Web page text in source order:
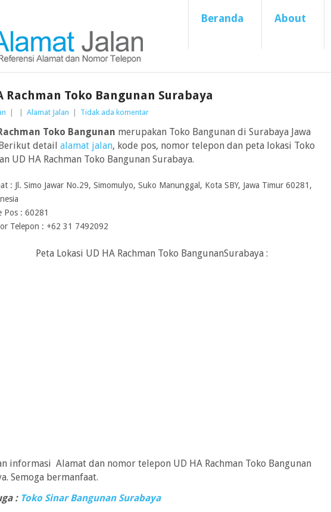
Beranda About
Rachman Toko Bangunan Surabaya
Alamat Jalan Tidak ada komentar
Toko Bangunan merupakan Toko Bangunan di Surabaya Jawa
detail alamat jalan, kode pos, nomor telepon dan peta lokasi Toko
UD HA Rachman Toko Bangunan Surabaya.
: Jl. Simo Jawar No.29, Simomulyo, Suko Manunggal, Kota SBY, Jawa Timur 60281,
Pos : 60281
Telepon : +62 31 7492092
Peta Lokasi UD HA Rachman Toko BangunanSurabaya :
informasi Alamat dan nomor telepon UD HA Rachman Toko Bangunan
Semoga bermanfaat.
: Toko Sinar Bangunan Surabaya